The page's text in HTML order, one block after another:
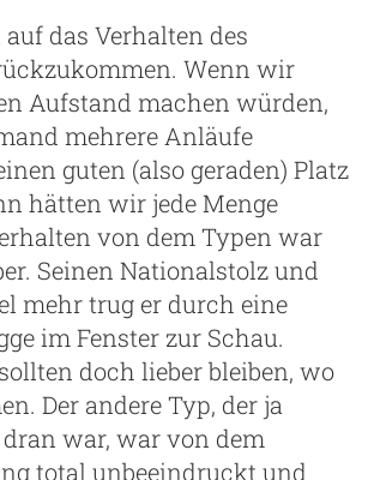
das Verhalten des
Wenn wir
Aufstand machen würden,
mehrere Anläufe
guten (also geraden) Platz
hätten wir jede Menge
von dem Typen war
Seinen Nationalstolz und
mehr trug er durch eine
im Fenster zur Schau.
doch lieber bleiben, wo
Der andere Typ, der ja
war, war von dem
total unbeeindruckt und